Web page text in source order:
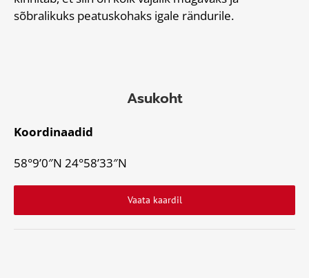
sõbralikuks peatuskohaks igale rändurile.
Asukoht
Koordinaadid
58°9’0″N 24°58’33″N
Vaata kaardil